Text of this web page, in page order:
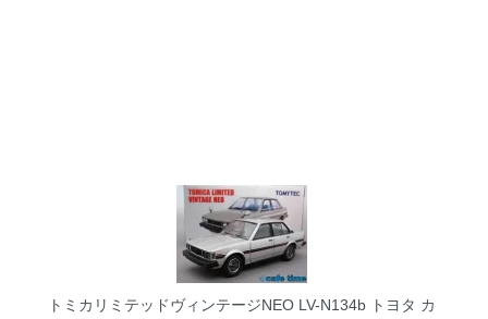
トミカリミテッドヴィンテージNEO LV-N134b トヨタ カ